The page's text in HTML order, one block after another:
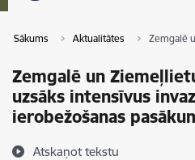
Sākums Aktualitātes Zemgalē
Zemgalē un
uzsāks intensīvus
ierobežošanas
Atskaņot tekstu